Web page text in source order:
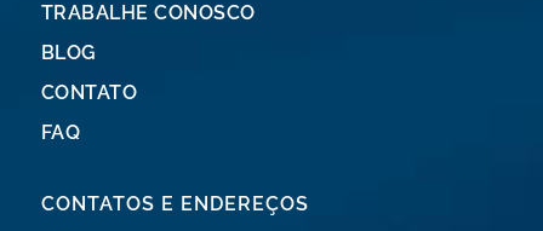
TRABALHE CONOSCO
BLOG
CONTATO
FAQ
CONTATOS E ENDEREÇOS